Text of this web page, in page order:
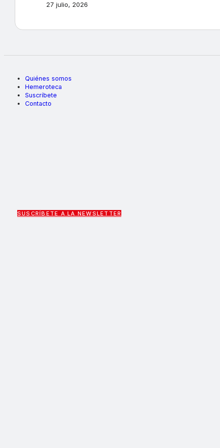
27 julio, 2026
Quiénes somos
Hemeroteca
Suscríbete
Contacto
SUSCRÍBETE A LA NEWSLETTER